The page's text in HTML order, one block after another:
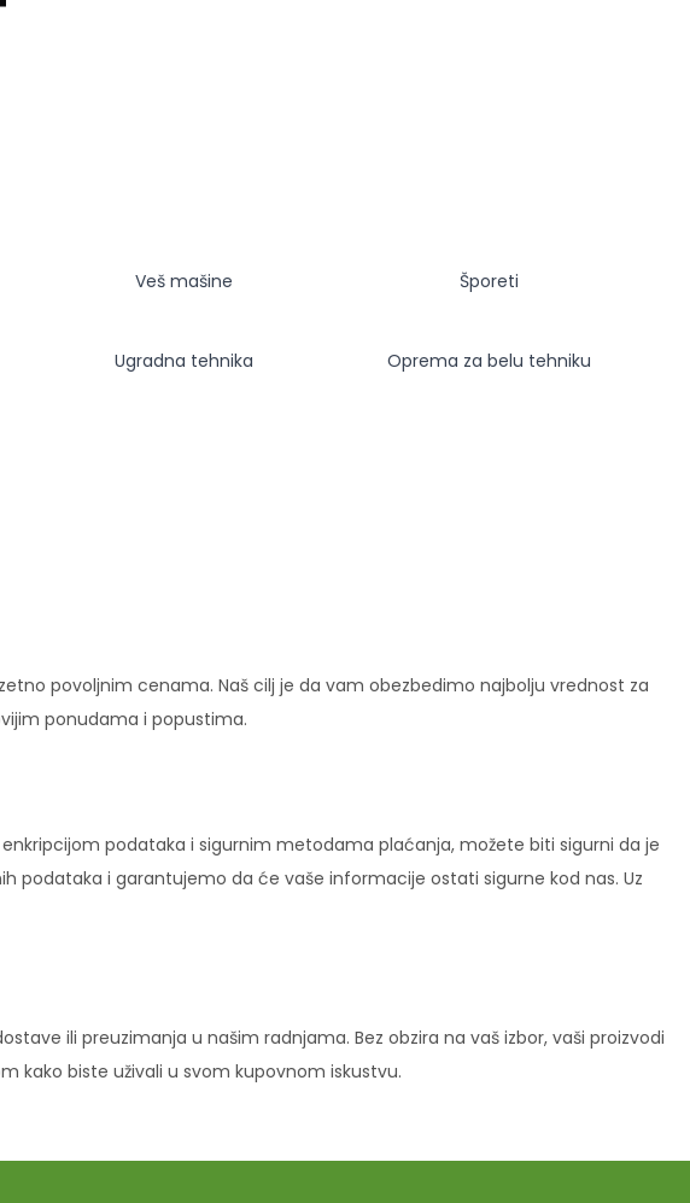
Veš mašine Šporeti
Ugradna tehnika Oprema za belu tehniku
povoljnim cenama. Naš cilj je da vam obezbedimo najbolju vrednost za
ponudama i popustima.
podataka i sigurnim metodama plaćanja, možete biti sigurni da je
podataka i garantujemo da će vaše informacije ostati sigurne kod nas. Uz
ili preuzimanja u našim radnjama. Bez obzira na vaš izbor, vaši proizvodi
kako biste uživali u svom kupovnom iskustvu.